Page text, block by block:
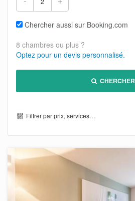
Chercher aussi sur Booking.com
8 chambres ou plus ?
Optez pour un devis personnalisé.
CHERCHER
Filtrer par prix, services…